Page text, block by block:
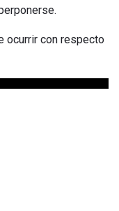
ocurrir con respecto